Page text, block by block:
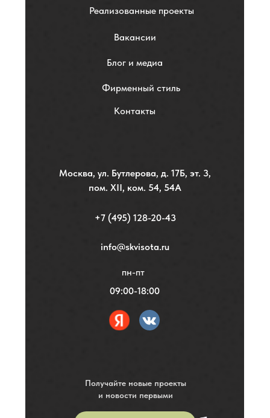
Получайте новые проекты
и новости первыми
Реализованные проекты
Вакансии
Блог и медиа
Фирменный стиль
Контакты
+7 (495) 128-20-43
info@skvisota.ru
Москва, ул. Бутлерова, д. 17Б, эт. 3,
пом. XII, ком. 54, 54А
пн-пт
09:00-18:00